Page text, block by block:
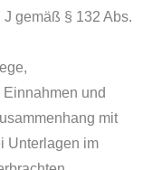
gemäß § 132 Abs.
und
mit
Unterlagen im